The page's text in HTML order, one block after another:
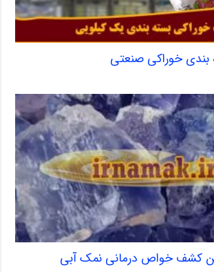
خوراکی صنعتی
کشف خواص درمانی نمک آبی